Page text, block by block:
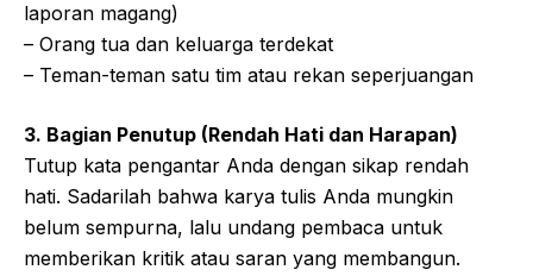
laporan magang)
– Orang tua dan keluarga terdekat
– Teman-teman satu tim atau rekan seperjuangan
3. Bagian Penutup (Rendah Hati dan Harapan)
Tutup kata pengantar Anda dengan sikap rendah
hati. Sadarilah bahwa karya tulis Anda mungkin
belum sempurna, lalu undang pembaca untuk
memberikan kritik atau saran yang membangun.